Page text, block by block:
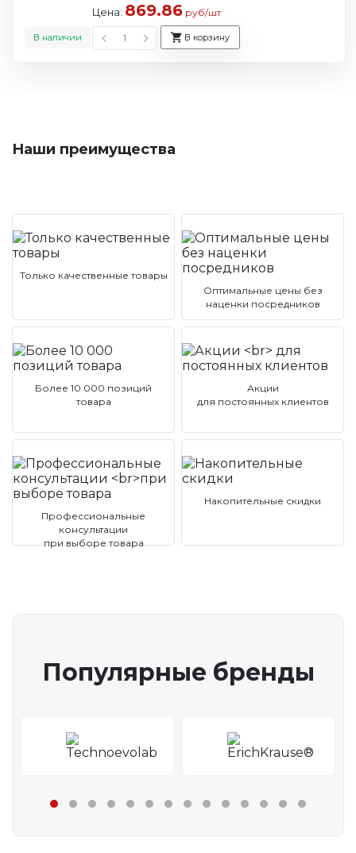
В наличии
Цена: 869.86 руб/шт
В корзину
Наши преимущества
Только качественные товары
Оптимальные цены без
наценки посредников
Более 10 000 позиций
товара
Акции
для постоянных клиентов
Профессиональные
консультации
при выборе товара
Накопительные скидки
Популярные бренды